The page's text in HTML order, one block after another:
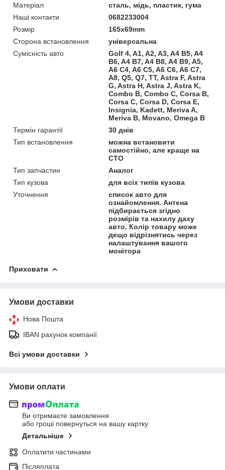
Матеріал
сталь, мідь, пластик, гума
Наші контакти
0682233004
Розмір
165х69mm
Сторона встановлення
універсальна
Сумісність авто
Golf 4, A1, A2, A3, A4 B5, A4
B6, A4 B7, A4 B8, A4 B9, A5,
A6 C4, A6 C5, A6 C6, A6 C7,
A8, Q5, Q7, TT, Astra F, Astra
G, Astra H, Astra J, Astra K,
Combo B, Combo C, Corsa B,
Corsa C, Corsa D, Corsa E,
Insignia, Kadett, Meriva A,
Meriva B, Movano, Omega B
Термін гарантії
30 днів
Тип встановлення
можна встановити
самостійно, але краще на
СТО
Тип запчастин
Аналог
Тип кузова
для всіх типів кузова
Уточнення
список авто для
ознайомлення. Антена
підбирається згідно
розмірів та нахилу даху
авто. Колір товару може
дещо відрізнятись через
налаштування вашого
монітора
Приховати
Умови доставки
Нова Пошта
IBAN рахунок компанії
Всі умови доставки
Умови оплати
Ви отримаєте замовлення
або гроші повернуться на вашу картку
Детальніше
Оплатити частинами
Післяплата